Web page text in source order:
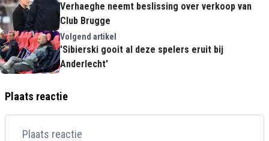
Verhaeghe neemt beslissing over verkoop van
Club Brugge
Volgend artikel
'Sibierski gooit al deze spelers eruit bij
Anderlecht'
Plaats reactie